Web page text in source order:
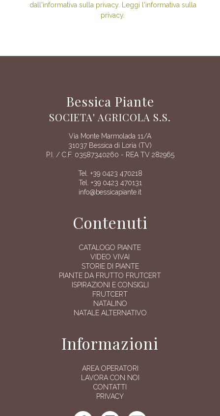
dall'informativa sulla privacy. Leggi l'informativa sulla
privacy.
Bessica Piante
SOCIETA' AGRICOLA S.S.
Via Monte Marmolada 11/A
31037 Bessica di Loria (TV)
P.I. / C.F. 03587340260 - REA TV 282965
Tel. +39 0423 470218
Tel. +39 0423 470131
info@bessicapiante.it
Contenuti
CATALOGO PIANTE
VIDEO VIVAI
STORIE DI PIANTE
PIANTE DA FRUTTO FRUTCERT
ISPIRAZIONI E CONSIGLI
FRUTCERT
NATALINO
NATALE ALTERNATIVO
Informazioni
AREA OPERATORI
LAVORA CON NOI
CONTATTI
PRIVACY